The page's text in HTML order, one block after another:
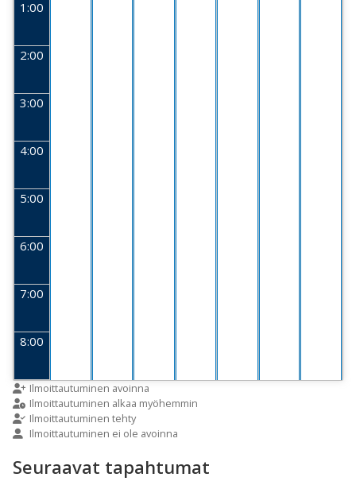
1:00
2:00
3:00
4:00
5:00
6:00
7:00
8:00
9:00
10:00
Ilmoittautuminen avoinna
Ilmoittautuminen alkaa myöhemmin
Ilmoittautuminen tehty
Ilmoittautuminen ei ole avoinna
Seuraavat tapahtumat